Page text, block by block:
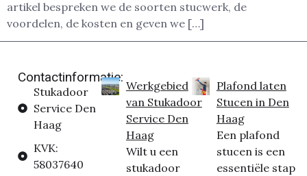
artikel bespreken we de soorten stucwerk, de
voordelen, de kosten en geven we […]
Contactinformatie:
Stukadoor
Service Den
Haag
KVK:
58037640
Werkgebied
van Stukadoor
Service Den
Haag
Wilt u een
stukadoor
Plafond laten
Stucen in Den
Haag
Een plafond
stucen is een
essentiële stap